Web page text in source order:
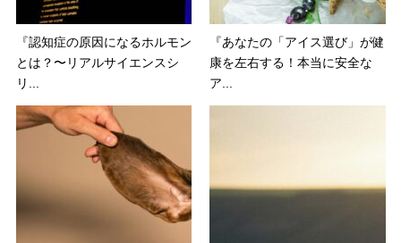
『認知症の原因になるホルモン
とは？〜リアルサイエンスシ
リ...
『あなたの「アイス選び」が健
康を左右する！本当に安全な
ア...